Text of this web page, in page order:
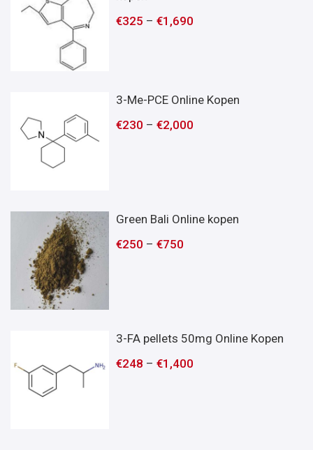
€325 –€1,690
3-Me-PCE Online Kopen
€230 –€2,000
Green Bali Online kopen
€250 –€750
3-FA pellets 50mg Online Kopen
€248 –€1,400